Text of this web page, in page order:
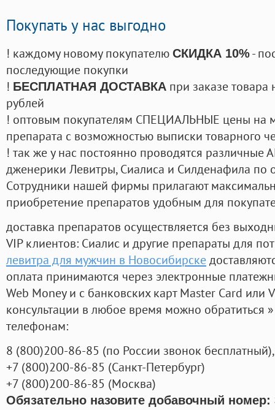
Покупать у нас выгодно
! каждому новому покупателю СКИДКА 10%-
последующие покупки
! БЕСПЛАТНАЯ ДОСТАВКА при заказе
рублей
! оптовым покупателям СПЕЦИАЛЬНЫЕ цены на
препарата с возможностью выписки товарного
! так же у нас постоянно проводятся
дженерики Левитры, Сиалиса и Силденафила по
Cотрудники нашей фирмы прилагают
приобретение препаратов удобным для
доставка препаратов осуществляется без
VIP клиентов: Сиалис и другие препараты для
левитра для мужчин в Новосибирске
оплата принимаются через электронные
Web Money и с банковских карт Master Card или
консультации в любое время можно обратиться
телефонам:
8 (800)200-86-85 (по России звонок бесплатный),
+7 (800)200-86-85 (Санкт-Петербург)
+7 (800)200-86-85 (Москва)
Обязательно назовите добавочный номер: